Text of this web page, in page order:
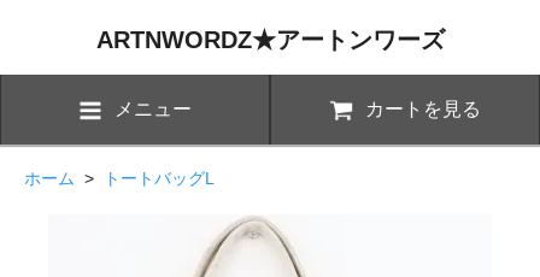
ARTNWORDZ★アートンワーズ
メニュー カートを見る
ホーム > トートバッグL